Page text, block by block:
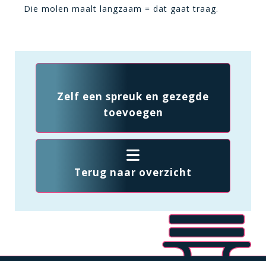
Die molen maalt langzaam = dat gaat traag.
Zelf een spreuk en gezegde
toevoegen
Terug naar overzicht